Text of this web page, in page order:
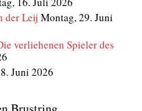
der Leij Montag, 29. Juni
verliehenen Spieler des
Juni 2026